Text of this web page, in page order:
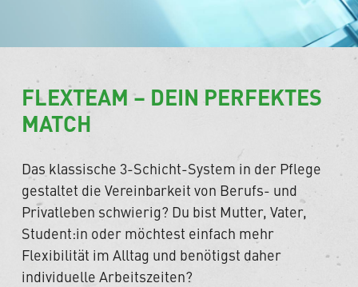
FLEXTEAM – DEIN PERFEKTES
MATCH
Das klassische 3-Schicht-System in der Pflege
gestaltet die Vereinbarkeit von Berufs- und
Privatleben schwierig? Du bist Mutter, Vater,
Student:in oder möchtest einfach mehr
Flexibilität im Alltag und benötigst daher
individuelle Arbeitszeiten?